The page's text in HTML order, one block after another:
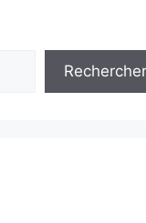
Rechercher